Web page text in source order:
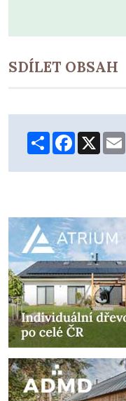
SDÍLET OBSAH
ShareFacebook
X